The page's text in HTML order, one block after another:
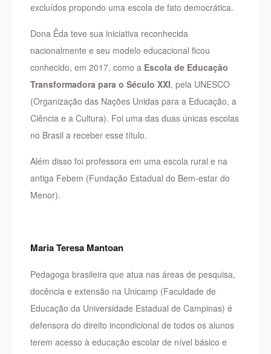
excluídos propondo uma escola de fato democrática.
Dona Êda teve sua iniciativa reconhecida
nacionalmente e seu modelo educacional ficou
conhecido, em 2017, como a Escola de Educação
Transformadora para o Século XXI, pela UNESCO
(Organização das Nações Unidas para a Educação, a
Ciência e a Cultura). Foi uma das duas únicas escolas
no Brasil a receber esse título.
Além disso foi professora em uma escola rural e na
antiga Febem (Fundação Estadual do Bem-estar do
Menor).
Maria Teresa Mantoan
Pedagoga brasileira que atua nas áreas de pesquisa,
docência e extensão na Unicamp (Faculdade de
Educação da Universidade Estadual de Campinas) é
defensora do direito incondicional de todos os alunos
terem acesso à educação escolar de nível básico e